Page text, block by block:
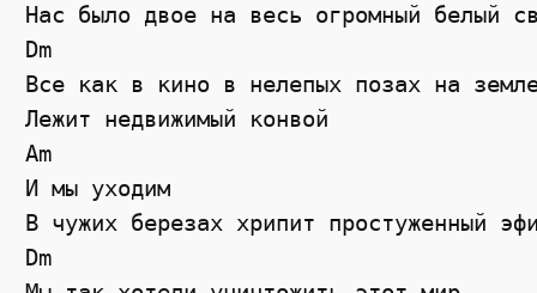
Нас было двое на весь огромный белый
Dm
Все как в кино в нелепых позах на
Лежит недвижимый конвой
Am
И мы уходим
В чужих березах хрипит простуженный
Dm